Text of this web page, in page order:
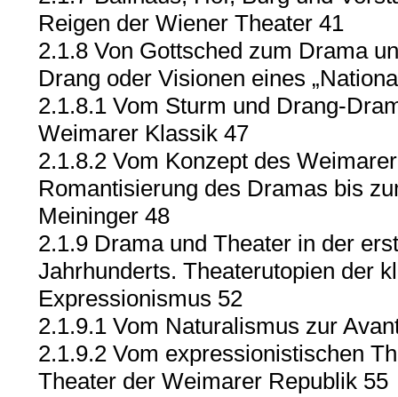
Reigen der Wiener Theater 41
2.1.8 Von Gottsched zum Drama
Drang oder Visionen eines
2.1.8.1 Vom Sturm und Drang-
Weimarer Klassik 47
2.1.8.2 Vom Konzept des
Romantisierung des Dramas bis
Meininger 48
2.1.9 Drama und Theater in der
Jahrhunderts. Theaterutopien der
Expressionismus 52
2.1.9.1 Vom Naturalismus zur
2.1.9.2 Vom expressionistischen
Theater der Weimarer Republik 55